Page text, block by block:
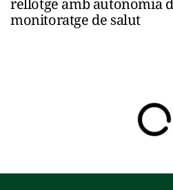
rellotge amb autonomia
monitoratge de salut